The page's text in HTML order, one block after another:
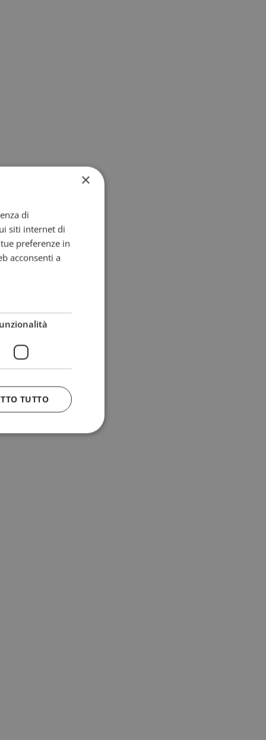
×
di
siti internet di
preferenze in
acconsenti a
TUTTO
viene
sua analisi dei
combinazione
al fine di
siano
l'utilizzo
la versione
supporta
domini.
Script.com